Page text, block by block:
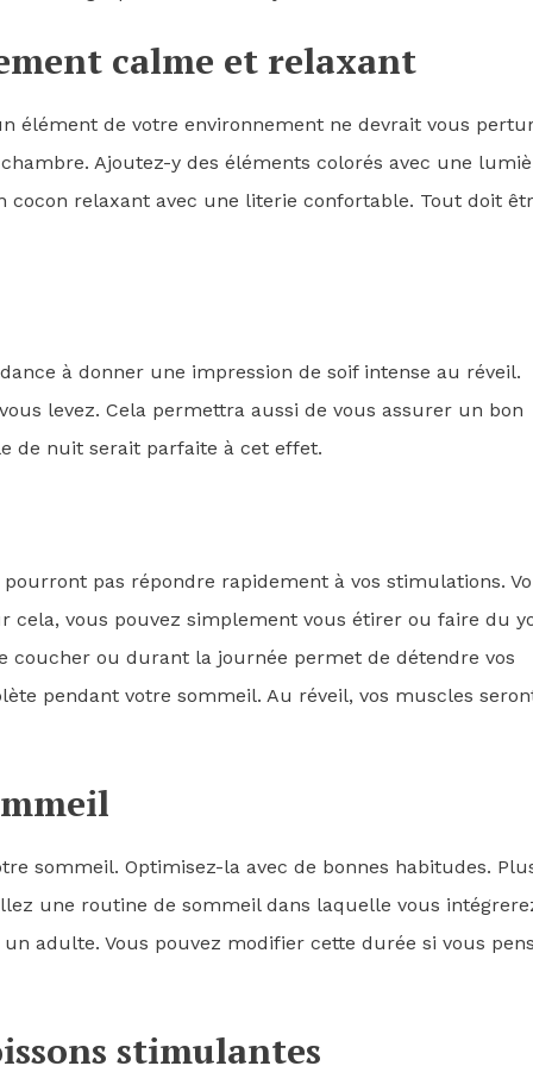
calme et relaxant
élément de votre environnement ne devrait vous
Ajoutez-y des éléments colorés avec une
cocon relaxant avec une literie confortable. Tout doit
à donner une impression de soif intense au réveil.
levez. Cela permettra aussi de vous assurer un bon
de nuit serait parfaite à cet effet.
pas répondre rapidement à vos stimulations.
cela, vous pouvez simplement vous étirer ou faire du
coucher ou durant la journée permet de détendre vos
pendant votre sommeil. Au réveil, vos muscles
sommeil. Optimisez-la avec de bonnes habitudes.
une routine de sommeil dans laquelle vous
adulte. Vous pouvez modifier cette durée si vous
stimulantes